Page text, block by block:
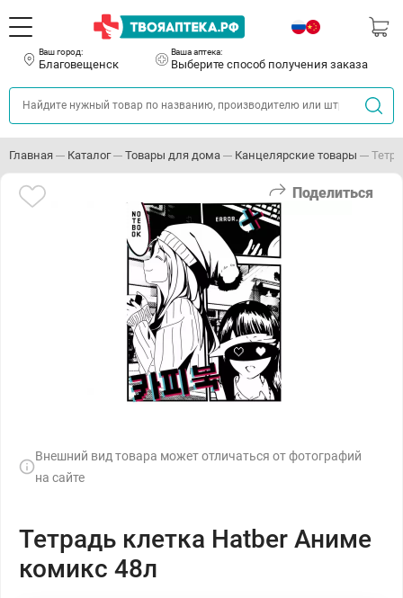
Ваш город:
Благовещенск
Ваша аптека:
Выберите способ получения заказа
Главная Каталог Товары для дома Канцелярские товары
Поделиться
Внешний вид товара может отличаться от фотографий
на сайте
Тетрадь клетка Hatber Аниме
комикс 48л